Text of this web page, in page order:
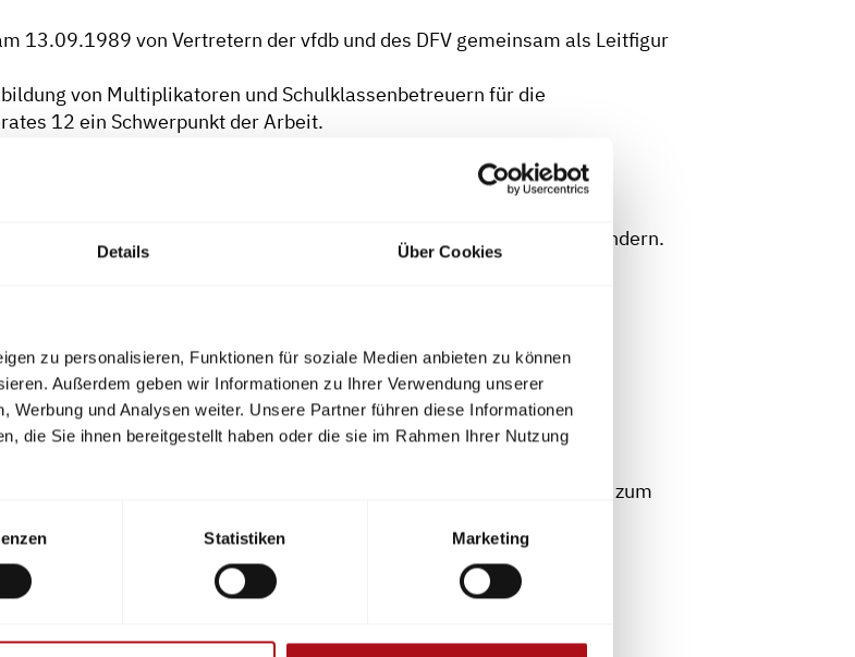
Details Über Cookies
zu personalisieren, Funktionen für soziale Medien anbieten zu können
Außerdem geben wir Informationen zu Ihrer Verwendung unserer
Werbung und Analysen weiter. Unsere Partner führen diese Informationen
die Sie ihnen bereitgestellt haben oder die sie im Rahmen Ihrer Nutzung
Statistiken Marketing
13.09.1989 von Vertretern der vfdb und des DFV gemeinsam als Leitfigur
von Multiplikatoren und Schulklassenbetreuern für die
12 ein Schwerpunkt der Arbeit.
Mitglieder aus den neuen Bundesländern im Referat 12.
des Materials zur Brandschutzerziehung aus den neuen Bundesländern.
und ein Computerspiel zur Brandschutzerziehung entwickelt.
"Merkblatt-Datenbank" aufgebaut werden.
und Schulklassenbetreuern.
begonnen und die Arbeit im Bereich Brandschutzaufklärung
in Betrieben vor. Aufbauend auf der Bestandsaufnahme zum
waren zu diesem Zeitpunkt vom Referat bereits eine
und ein Nachschlagewerk für ihn in Form einer Sammlung von
Das Referat will zur Interschutz 1994 ein Ausbildungsprogramm
Malheft herausgegeben.